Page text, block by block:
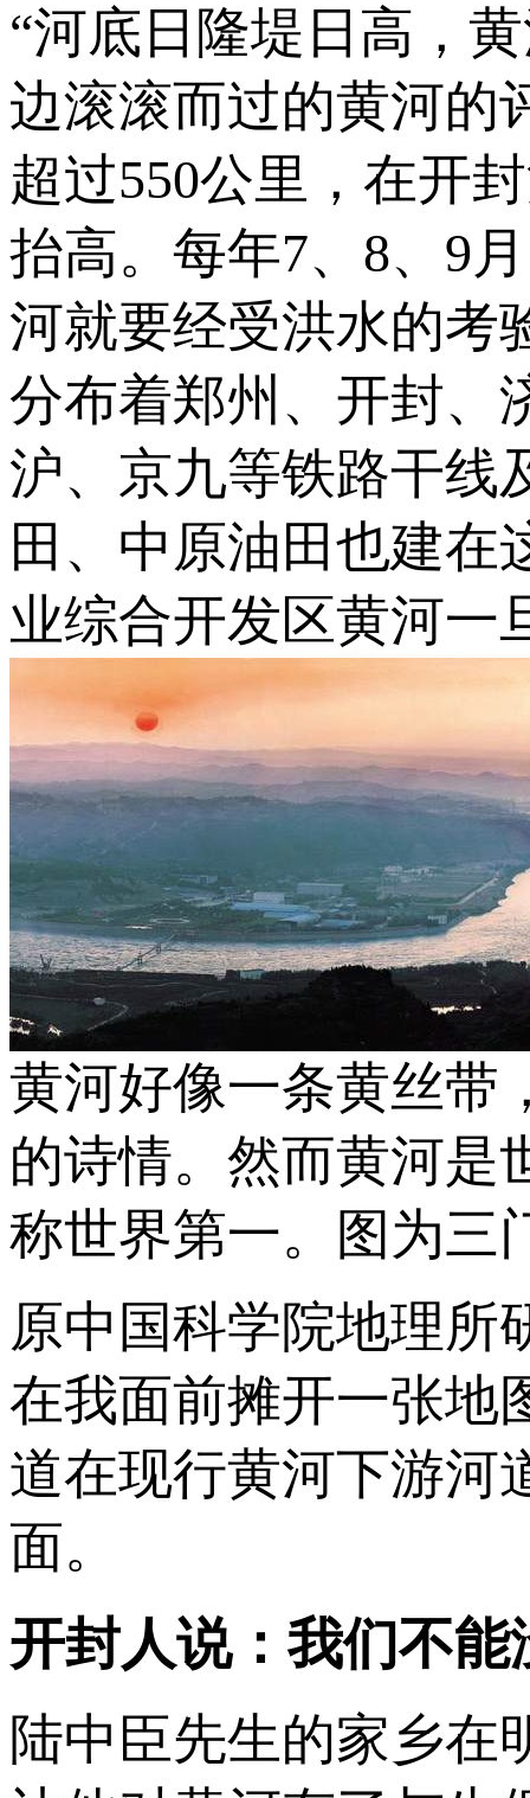
“河底日隆堤日高，
边滚滚而过的黄河的
超过550公里，在开
抬高。每年7、8、9
河就要经受洪水的考
分布着郑州、开封、
沪、京九等铁路干线
田、中原油田也建在
业综合开发区黄河一
黄河好像一条黄丝带
的诗情。然而黄河是
称世界第一。图为三
原中国科学院地理所
在我面前摊开一张地
道在现行黄河下游河
面。
开封人说：我们不能
陆中臣先生的家乡在